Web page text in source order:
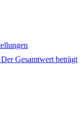
Gesamtwert beträgt